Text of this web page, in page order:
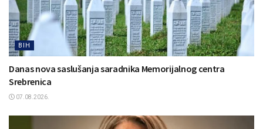
BIH
Danas nova saslušanja saradnika Memorijalnog centra
Srebrenica
07.08.2026.